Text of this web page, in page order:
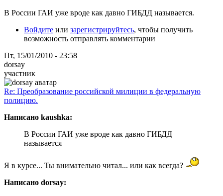
В России ГАИ уже вроде как давно ГИБДД называется.
Войдите или зарегистрируйтесь, чтобы получить
возможность отправлять комментарии
Пт, 15/01/2010 - 23:58
dorsay
участник
Re: Преобразование российской милиции в федеральную
полицию.
Написано kaushka:
В России ГАИ уже вроде как давно ГИБДД
называется
Я в курсе... Ты внимательно читал... или как всегда?
Написано dorsay: